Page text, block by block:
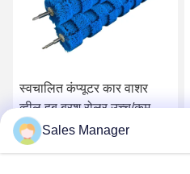
स्वचालित कंप्यूटर कार वाशर
व्हील हब ब्रश रोलर उच्च/कम फर
ब्रश स्टेनलेस स्टील के साथ
Sales Manager